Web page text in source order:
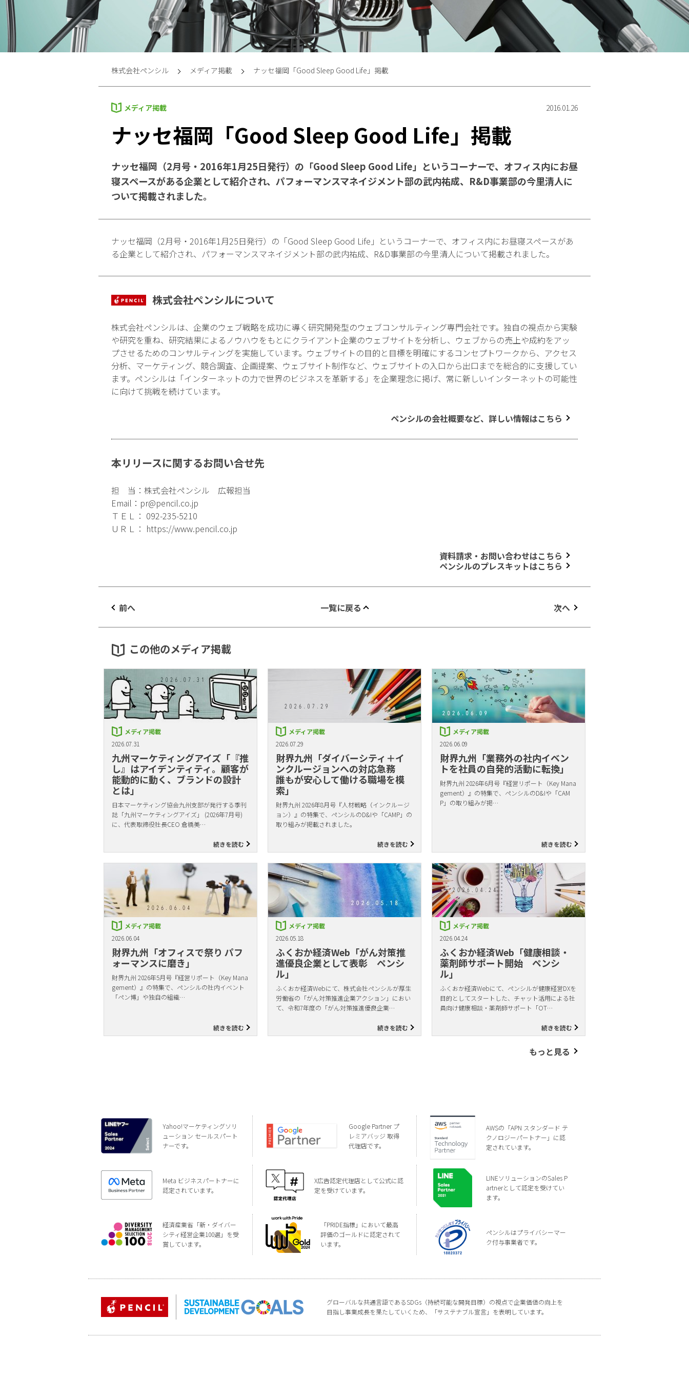
株式会社ペンシル メディア掲載 ナッセ福岡「Good Sleep Good Life」掲載
メディア掲載 2016.01.26
ナッセ福岡「Good Sleep Good Life」掲載
ナッセ福岡（2月号・2016年1月25日発行）の「Good Sleep Good Life」というコーナーで、オフィス内にお昼
寝スペースがある企業として紹介され、パフォーマンスマネイジメント部の武内祐成、R&D事業部の今里清人に
ついて掲載されました。
ナッセ福岡（2月号・2016年1月25日発行）の「Good Sleep Good Life」というコーナーで、オフィス内にお昼寝スペースがあ
る企業として紹介され、パフォーマンスマネイジメント部の武内祐成、R&D事業部の今里清人について掲載されました。
株式会社ペンシルについて
株式会社ペンシルは、企業のウェブ戦略を成功に導く研究開発型のウェブコンサルティング専門会社です。独自の視点から実験
や研究を重ね、研究結果によるノウハウをもとにクライアント企業のウェブサイトを分析し、ウェブからの売上や成約をアッ
プさせるためのコンサルティングを実施しています。ウェブサイトの目的と目標を明確にするコンセプトワークから、アクセス
分析、マーケティング、競合調査、企画提案、ウェブサイト制作など、ウェブサイトの入口から出口までを総合的に支援してい
ます。ペンシルは「インターネットの力で世界のビジネスを革新する」を企業理念に掲げ、常に新しいインターネットの可能性
に向けて挑戦を続けています。
ペンシルの会社概要など、詳しい情報はこちら
本リリースに関するお問い合せ先
担 当：株式会社ペンシル 広報担当
Email： pr@pencil.co.jp
ＴＥＬ： 092-235-5210
ＵＲＬ： https://www.pencil.co.jp
資料請求・お問い合わせはこちら
ペンシルのプレスキットはこちら
前へ 一覧に戻る 次へ
この他のメディア掲載
メディア掲載
2026.07.31
九州マーケティングアイズ「『推
し』はアイデンティティ。顧客が
能動的に動く、ブランドの設計
とは」
日本マーケティング協会九州支部が発行する季刊
誌「九州マーケティングアイズ」 (2026年7月号)
に、代表取締役社長CEO 倉橋美…
続きを読む
メディア掲載
2026.07.29
財界九州「ダイバーシティ＋イ
ンクルージョンへの対応急務
誰もが安心して働ける職場を模
索」
財界九州 2026年8月号『人材戦略（インクルージ
ョン）』の特集で、ペンシルのD&Iや「CAMP」の
取り組みが掲載されました。
続きを読む
メディア掲載
2026.06.09
財界九州「業務外の社内イベン
トを社員の自発的活動に転換」
財界九州 2026年6月号『経営リポート（Key Mana
gement）』の特集で、ペンシルのD&Iや「CAM
P」の取り組みが掲…
続きを読む
メディア掲載
2026.06.04
財界九州「オフィスで祭り パフ
ォーマンスに磨き」
財界九州 2026年5月号『経営リポート（Key Mana
gement）』の特集で、ペンシルの社内イベント
「ペン博」や独自の組織…
続きを読む
メディア掲載
2026.05.18
ふくおか経済Web「がん対策推
進優良企業として表彰 ペンシ
ル」
ふくおか経済Webにて、株式会社ペンシルが厚生
労働省の「がん対策推進企業アクション」におい
て、令和7年度の「がん対策推進優良企業…
続きを読む
メディア掲載
2026.04.24
ふくおか経済Web「健康相談・
薬剤師サポート開始 ペンシ
ル」
ふくおか経済Webにて、ペンシルが健康経営DXを
目的としてスタートした、チャット活用による社
員向け健康相談・薬剤師サポート「OT…
続きを読む
もっと見る
Yahoo!マーケティングソリ
ューション セールスパート
ナーです。
Google Partner プ
レミアバッジ 取得
代理店です。
AWSの「APN スタンダード テ
クノロジーパートナー」に認
定されています。
Meta ビジネスパートナーに
認定されています。
X広告認定代理店として公式に認
定を受けています。
LINEソリューションのSales P
artnerとして認定を受けてい
ます。
経済産業省「新・ダイバー
シティ経営企業100選」を受
賞しています。
「PRIDE指標」において最高
評価のゴールドに認定されて
います。
ペンシルはプライバシーマー
ク付与事業者です。
グローバルな共通言語であるSDGs（持続可能な開発目標）の視点で企業価値の向上を
目指し事業成長を果たしていくため、「サステナブル宣言」を表明しています。